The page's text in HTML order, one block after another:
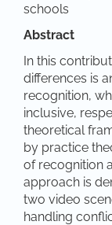
schools
Abstract
In this
differences is
recognition,
inclusive,
theoretical
by practice
of recognition
approach is
two video
handling